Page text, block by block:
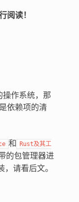
阅读！
作系统，那
依赖项的清
和
Rust及其工
的包管理器进
请看后文。